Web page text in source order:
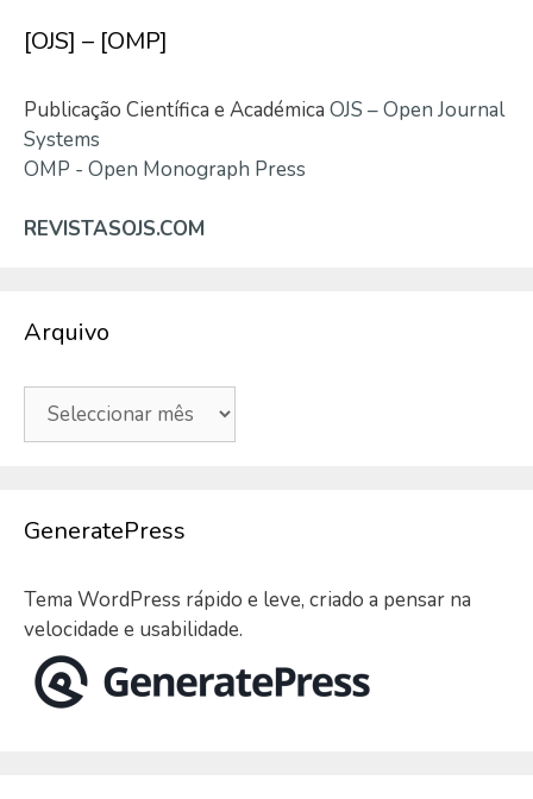
[OJS] – [OMP]
Publicação Científica e Académica OJS – Open Journal
Systems
OMP - Open Monograph Press
REVISTASOJS.COM
Arquivo
Arquivo
GeneratePress
Tema WordPress rápido e leve, criado a pensar na
velocidade e usabilidade.